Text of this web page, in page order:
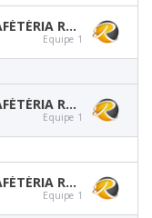
CAFÉTÉRIA RTC FLÉMALLE
Equipe 1
CAFÉTÉRIA RTC FLÉMALLE
Equipe 1
CAFÉTÉRIA RTC FLÉMALLE
Equipe 1